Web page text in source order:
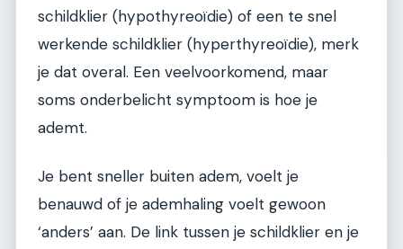
schildklier (hypothyreoïdie) of een te snel
werkende schildklier (hyperthyreoïdie), merk
je dat overal. Een veelvoorkomend, maar
soms onderbelicht symptoom is hoe je
ademt.
Je bent sneller buiten adem, voelt je
benauwd of je ademhaling voelt gewoon
‘anders’ aan. De link tussen je schildklier en je